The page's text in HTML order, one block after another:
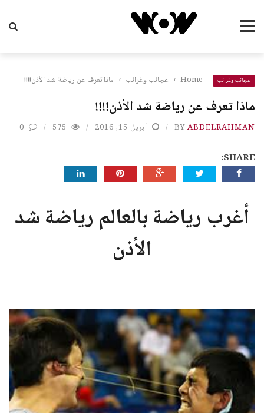
عجائب وغرائب Home
› عجائب وغرائب › ماذا تعرف عن رياضة شد الأذن!!!!
ماذا تعرف عن رياضة شد الأذن!!!!
BYABDELRAHMAN أبريل 15, 2016 575
0
SHARE:
أغرب رياضة بالعالم رياضة شد
الأذن